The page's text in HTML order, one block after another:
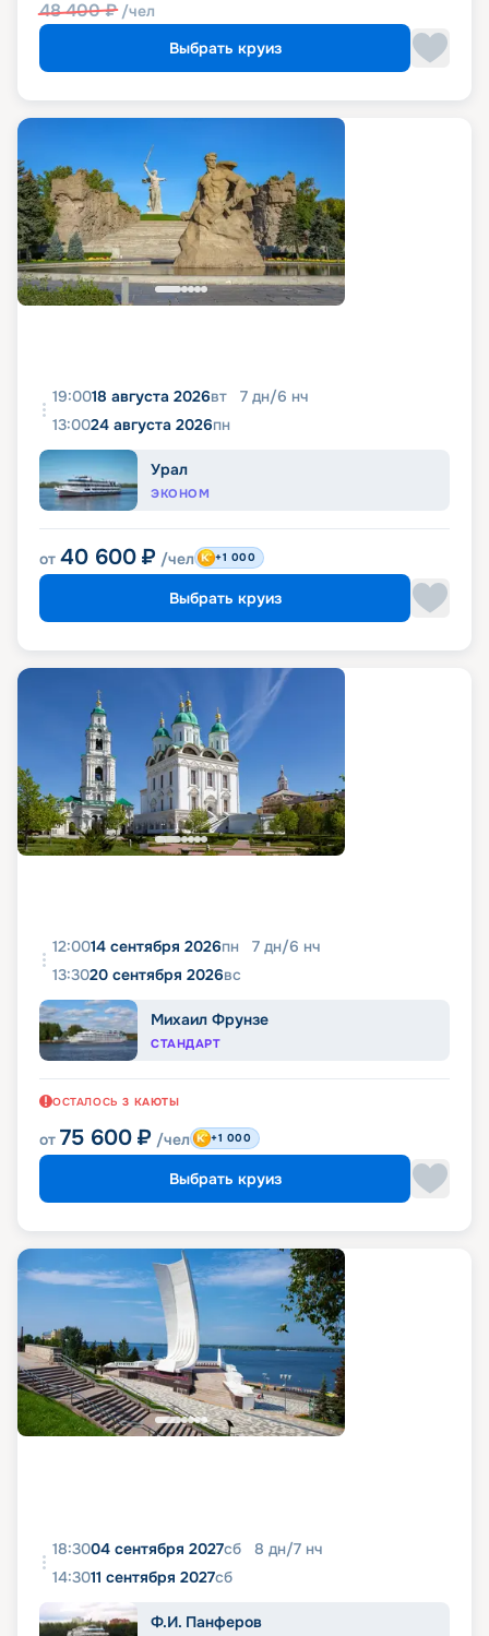
48 400₽ /чел
Выбрать круиз
19:0018 августа 2026вт 7 дн/6 нч
13:0024 августа 2026пн
Урал
ЭКОНОМ
от 40 600 ₽ /чел +1 000
Выбрать круиз
12:0014 сентября 2026пн 7 дн/6 нч
13:3020 сентября 2026вс
Михаил Фрунзе
СТАНДАРТ
ОСТАЛОСЬ 3 КАЮТЫ
от 75 600 ₽ /чел +1 000
Выбрать круиз
18:3004 сентября 2027сб 8 дн/7 нч
14:3011 сентября 2027сб
Ф.И. Панферов